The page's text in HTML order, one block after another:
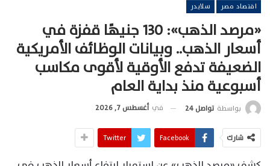
اقتصاد مصر سلايدر
«مرصد الذهب»: 130 جنيهًا قفزة في
أسعار الذهب.. وبيانات الوظائف الأمريكية
الضعيفة تدفع الأوقية لأقوى مكاسب
أسبوعية منذ بداية العام
بواسطة تواصل 24 في أغسطس 7, 2026
شارك Facebook
Twitter